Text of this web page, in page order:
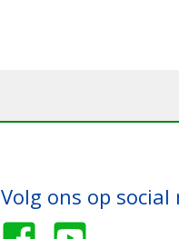
Volg ons op social